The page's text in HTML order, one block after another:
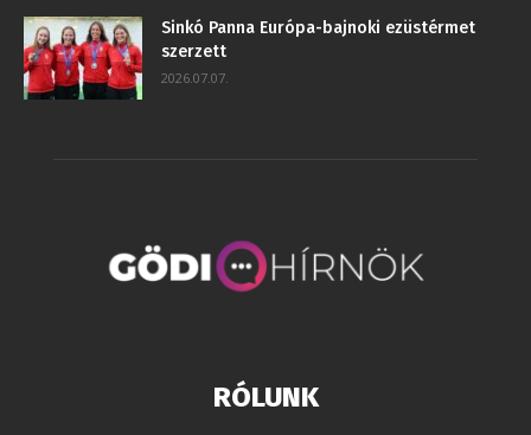
Sinkó Panna Európa-bajnoki ezüstérmet
szerzett
2026.07.07.
RÓLUNK